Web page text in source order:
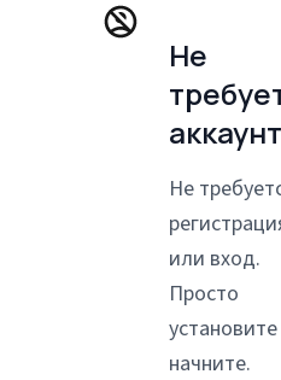
Не
аккаунт
Не
или вход.
Просто
начните.